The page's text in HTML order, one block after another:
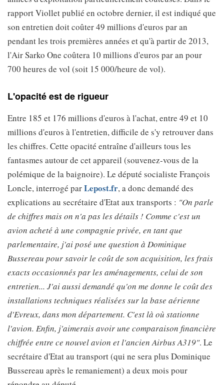
rapport Viollet publié en octobre dernier, il est indiqué que
son entretien doit coûter 49 millions d'euros par an
pendant les trois premières années et qu'à partir de 2013,
l'Air Sarko One coûtera 10 millions d'euros par an pour
700 heures de vol (soit 15 000/heure de vol).
L'opacité est de rigueur
Entre 185 et 176 millions d'euros à l'achat, entre 49 et 10
millions d'euros à l'entretien, difficile de s'y retrouver dans
les chiffres. Cette opacité entraîne d'ailleurs tous les
fantasmes autour de cet appareil (souvenez-vous de la
polémique de la baignoire). Le député socialiste François
Loncle, interrogé parLepost.fr, a donc demandé des
explications au secrétaire d'Etat aux transports : "On parle
de chiffres mais on n'a pas les détails ! Comme c'est un
avion acheté à une compagnie privée, en tant que
parlementaire, j'ai posé une question à Dominique
Bussereau pour savoir le coût de son acquisition, les frais
exacts occasionnés par les aménagements, celui de son
entretien... J'ai aussi demandé qu'on me donne le coût des
installations techniques réalisées sur la base aérienne
d'Evreux, dans mon département. C'est là où stationne
l'avion. Enfin, j'aimerais avoir une comparaison financière
chiffrée entre ce nouvel avion et l'ancien Airbus A319". Le
secrétaire d'Etat au transport (qui ne sera plus Dominique
Bussereau après le remaniement) a deux mois pour